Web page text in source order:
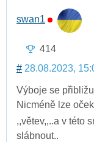
swan1
414
# 28.08.2023,
Výboje se
Nicméně lze
,,větev,,..a v této
slábnout..